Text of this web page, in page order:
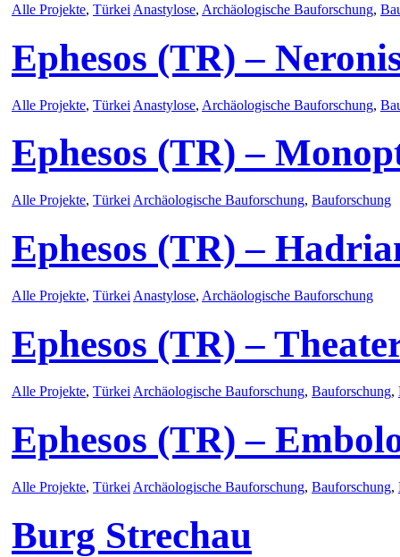
Alle Projekte, Türkei Anastylose, Archäologische Bauforschung,
Ephesos (TR) –
Alle Projekte, Türkei Anastylose, Archäologische Bauforschung,
Ephesos (TR) –
Alle Projekte, Türkei Archäologische Bauforschung, Bauforschung
Ephesos (TR) –
Alle Projekte, Türkei Anastylose, Archäologische Bauforschung
Ephesos (TR) –
Alle Projekte, Türkei Archäologische Bauforschung, Bauforschung,
Ephesos (TR) –
Alle Projekte, Türkei Archäologische Bauforschung, Bauforschung,
Burg Strechau